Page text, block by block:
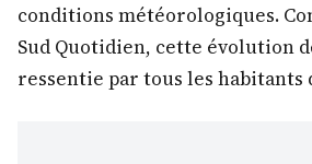
conditions météorologiques.
Sud Quotidien, cette évolution
ressentie par tous les habitants